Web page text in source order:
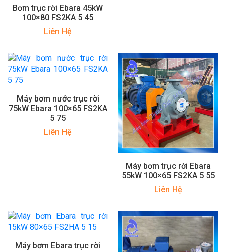
Bơm trục rời Ebara 45kW
100×80 FS2KA 5 45
Liên Hệ
Máy bơm nước trục rời
75kW Ebara 100×65 FS2KA
5 75
Liên Hệ
Máy bơm trục rời Ebara
55kW 100×65 FS2KA 5 55
Liên Hệ
Máy bơm Ebara trục rời